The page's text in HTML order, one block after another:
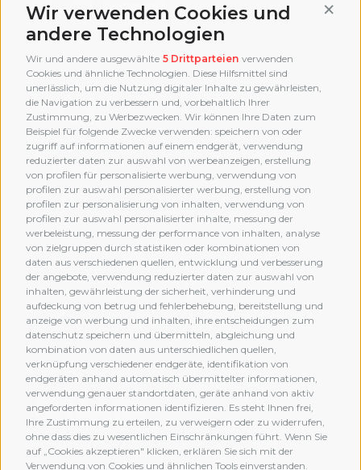
Wir verwenden Cookies und
andere Technologien
Wir und andere ausgewählte 5 Drittparteien verwenden
Cookies und ähnliche Technologien. Diese Hilfsmittel sind
unerlässlich, um die Nutzung digitaler Inhalte zu gewährleisten,
die Navigation zu verbessern und, vorbehaltlich Ihrer
Zustimmung, zu Werbezwecken. Wir können Ihre Daten zum
Beispiel für folgende Zwecke verwenden: speichern von oder
zugriff auf informationen auf einem endgerät, verwendung
reduzierter daten zur auswahl von werbeanzeigen, erstellung
von profilen für personalisierte werbung, verwendung von
profilen zur auswahl personalisierter werbung, erstellung von
profilen zur personalisierung von inhalten, verwendung von
profilen zur auswahl personalisierter inhalte, messung der
werbeleistung, messung der performance von inhalten, analyse
von zielgruppen durch statistiken oder kombinationen von
daten aus verschiedenen quellen, entwicklung und verbesserung
der angebote, verwendung reduzierter daten zur auswahl von
inhalten, gewährleistung der sicherheit, verhinderung und
aufdeckung von betrug und fehlerbehebung, bereitstellung und
anzeige von werbung und inhalten, ihre entscheidungen zum
datenschutz speichern und übermitteln, abgleichung und
kombination von daten aus unterschiedlichen quellen,
verknüpfung verschiedener endgeräte, identifikation von
endgeräten anhand automatisch übermittelter informationen,
verwendung genauer standortdaten, geräte anhand von aktiv
angeforderten informationen identifizieren. Es steht Ihnen frei,
Ihre Zustimmung zu erteilen, zu verweigern oder zu widerrufen,
ohne dass dies zu wesentlichen Einschränkungen führt. Wenn Sie
auf „Cookies akzeptieren" klicken, erklären Sie sich mit der
Verwendung von Cookies und ähnlichen Tools einverstanden.
AWARD
MEMBERSHIP